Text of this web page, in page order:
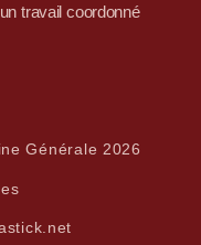
travail coordonné
Générale 2026